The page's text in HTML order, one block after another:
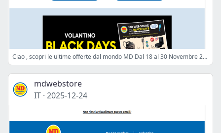
Ciao , scopri le ultime offerte dal mondo MD Dal 18 al 30 Novembre 2025
mdwebstore
IT · 2025-12-24